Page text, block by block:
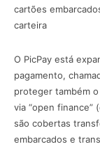
cartões
carteira
O PicPay está
pagamento,
proteger também
via “open finance”
são cobertas
embarcados e